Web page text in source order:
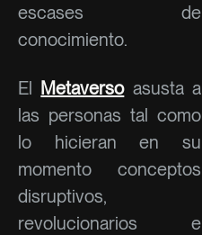
escases de
conocimiento.
El Metaversoasusta a
las personas tal como
lo hicieran en su
momento conceptos
disruptivos,
revolucionarios e